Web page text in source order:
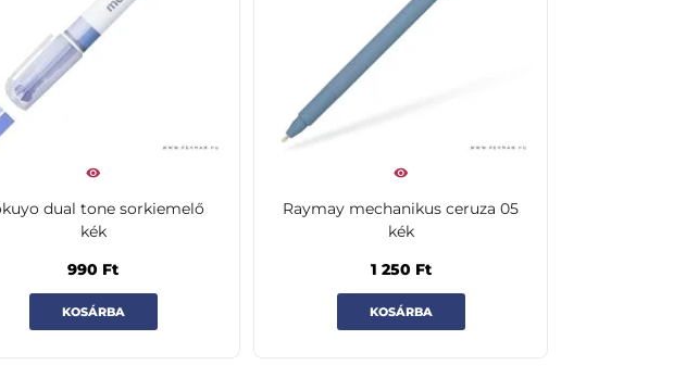
dual tone sorkiemelő
kék
990 Ft
KOSÁRBA
Raymay mechanikus ceruza 05
kék
1 250 Ft
KOSÁRBA